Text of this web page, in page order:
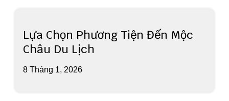
Lựa Chọn Phương Tiện Đến Mộc
Châu Du Lịch
8 Tháng 1, 2026